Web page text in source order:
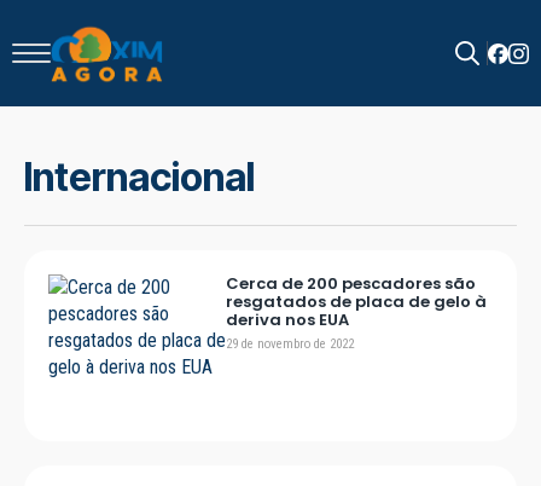
for:
Internacional
Cerca de 200 pescadores são
resgatados de placa de gelo à
deriva nos EUA
29 de novembro de 2022